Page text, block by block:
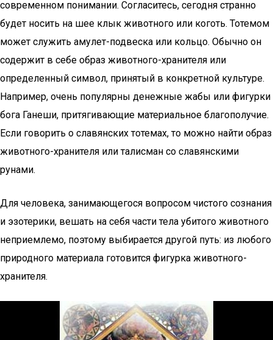
современном понимании. Согласитесь, сегодня странно
будет носить на шее клык животного или коготь. Тотемом
может служить амулет-подвеска или кольцо. Обычно он
содержит в себе образ животного-хранителя или
определенный символ, принятый в конкретной культуре.
Например, очень популярны денежные жабы или фигурки
бога Ганеши, притягивающие материальное благополучие.
Если говорить о славянских тотемах, то можно найти образ
животного-хранителя или талисман со славянскими
рунами.
Для человека, занимающегося вопросом чистого сознания
и эзотерики, вешать на себя части тела убитого животного
неприемлемо, поэтому выбирается другой путь: из любого
природного материала готовится фигурка животного-
хранителя.